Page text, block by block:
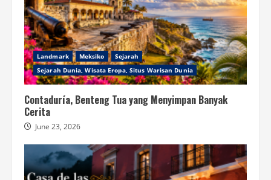
Landmark Meksiko
Sejarah
Sejarah Dunia, Wisata Eropa, Situs Warisan Dunia
Contaduría, Benteng Tua yang Menyimpan Banyak
Cerita
June 23, 2026